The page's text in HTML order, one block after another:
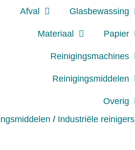
Afval Glasbewassing
Materiaal Papier
Reinigingsmachines
Reinigingsmiddelen
Overig
/ Industriële reinigers